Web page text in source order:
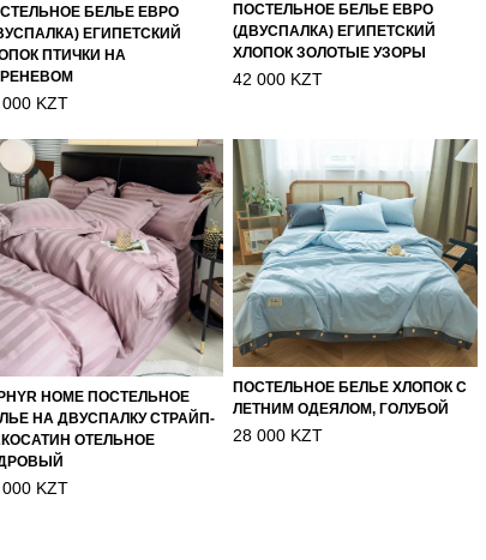
БЕЛЬЕ ЕВРО
ЕГИПЕТСКИЙ
ПТИЧКИ НА
KZT
ПОСТЕЛЬНОЕ БЕЛЬЕ ЕВРО
(ДВУСПАЛКА) ЕГИПЕТСКИЙ
ХЛОПОК ЗОЛОТЫЕ УЗОРЫ
42 000 KZT
HOME ПОСТЕЛЬНОЕ
НА ДВУСПАЛКУ СТРАЙП-
ОТЕЛЬНОЕ
KZT
ПОСТЕЛЬНОЕ БЕЛЬЕ ХЛОПОК С
ЛЕТНИМ ОДЕЯЛОМ, ГОЛУБОЙ
28 000 KZT